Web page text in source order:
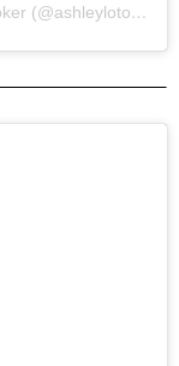
Публикация, споделена от Ashley Lo / Broker (@ashleylotoronto)